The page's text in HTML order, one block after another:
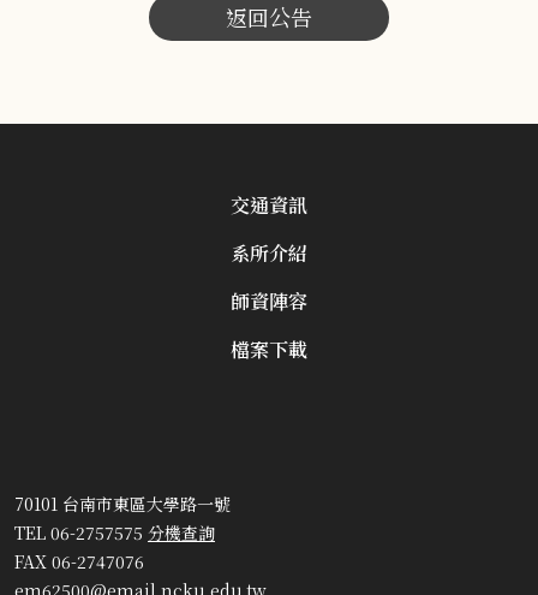
返回公告
交通資訊
系所介紹
師資陣容
檔案下載
70101 台南市東區大學路一號
TEL 06-2757575 分機查詢
FAX 06-2747076
em62500@email.ncku.edu.tw